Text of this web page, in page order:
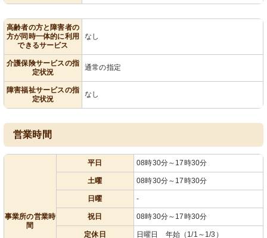
高齢者の方と障害者の
方が同時一体的に利用
できるサービス
なし
介護保険サービスの指
定状況
通常の指定
障害福祉サービスの指
定状況
なし
営業時間
事業所の営業時
間
平日 08時30分～17時30分
土曜 08時30分～17時30分
日曜 -
祝日 08時30分～17時30分
定休日 日曜日 年始（1/1～1/3）